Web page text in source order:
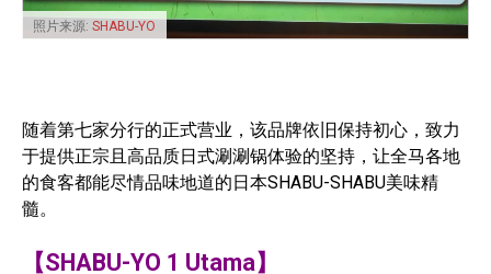
照片来源: SHABU-YO
随着第七家分行的正式营业，该品牌依旧保持初心，致力
于提供正宗且高品质日式涮涮锅体验的坚持，让全马各地
的食客都能尽情品味地道的日本SHABU-SHABU美味精
髓。
【SHABU-YO 1 Utama】